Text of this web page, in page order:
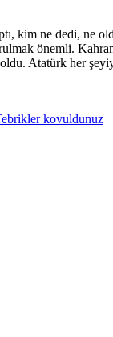
kim ne dedi, ne
önemli.
Atatürk her
kovuldunuz